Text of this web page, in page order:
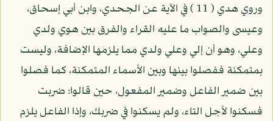
وروي هدي ( 11 ) في الآية عن الجحدي، وابن أبي إسحاق،
وعيسى والصواب ما عليه القراء والفرق بين هوي ولدي
وعلي، وهو أن إلي وعلي ولدي مما يلزمها الإضافة، وليست
بمتمكنة ففصلوا بينها وبين الأسماء المتمكنة، كما فصلوا
بين ضمير الفاعل وضمير المفعول، حين قالوا: ضربت
فسكنوا لأجل التاء، ولم يسكنوا في ضربك، وإذا الفاعل يلزم